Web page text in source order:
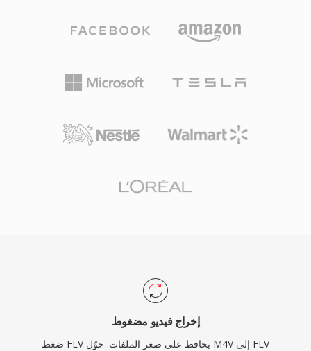
داخل ملفات M4V الخالية من DRM يمكن معالجتها
بأي أداة تحرير أو تحويل حديثة تقريباً دون الحاجة إلى
الرئيسية لـ FLV قدرتها على تقديم تشغيل فيديو متسق
مكون Flash Player الإضافي واسع الانتشار، مما حل
مشكلة التجزئة التي كانت تعاني منها فيديوهات الويب
حزم بيانات موسومة، وهو هيكل يتيح البحث السريع
التنقل بين الفصول والأحداث المؤقتة. حوّلت FLV
إخراج فيديو مضغوط
ضغط FLV يحافظ على صغر الملفات. حوّل M4V إلى FLV